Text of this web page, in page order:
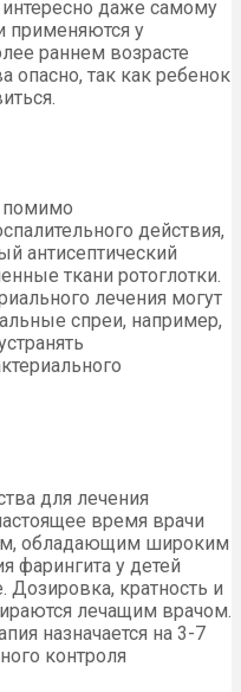
даже самому
применяются у
раннем возрасте
опасно, так как ребенок
помимо
действия,
антисептический
ткани ротоглотки.
лечения могут
спреи, например,
для лечения
время врачи
обладающим широким
фарингита у детей
Дозировка, кратность и
лечащим врачом.
назначается на 3-7
контроля